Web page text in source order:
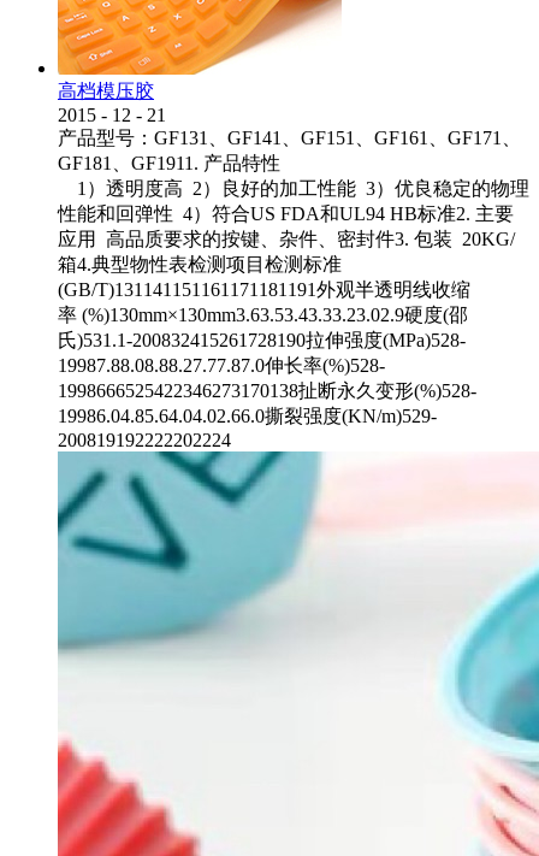
高档模压胶
2015 - 12 - 21
产品型号：GF131、GF141、GF151、GF161、GF171、
GF181、GF1911. 产品特性
1）透明度高 2）良好的加工性能 3）优良稳定的物理
性能和回弹性 4）符合US FDA和UL94 HB标准2. 主要
应用 高品质要求的按键、杂件、密封件3. 包装 20KG/
箱4.典型物性表检测项目检测标准
(GB/T)131141151161171181191外观半透明线收缩
率 (%)130mm×130mm3.63.53.43.33.23.02.9硬度(邵
氏)531.1-200832415261728190拉伸强度(MPa)528-
19987.88.08.88.27.77.87.0伸长率(%)528-
1998666525422346273170138扯断永久变形(%)528-
19986.04.85.64.04.02.66.0撕裂强度(KN/m)529-
200819192222202224